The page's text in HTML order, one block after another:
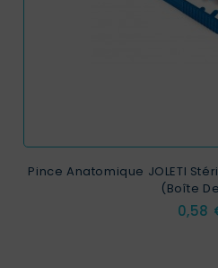
Pince Anatomique JOLETI
(Boîte
Prix
0,58